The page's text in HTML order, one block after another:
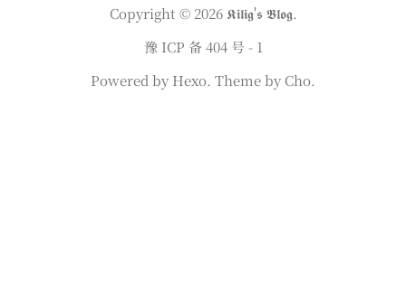
Copyright © 2026𝕶𝖎𝖑𝖎𝖌'𝖘 𝕭𝖑𝖔𝖌.
豫 ICP 备 404 号 - 1
Powered by Hexo. Themeby Cho.